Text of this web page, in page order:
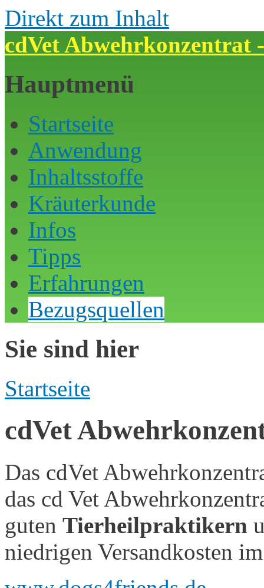
Direkt zum Inhalt
cdVet Abwehrkonzentrat
Hauptmenü
Startseite
Anwendung
Inhaltsstoffe
Kräuterkunde
Infos
Tipps
Erfahrungen
Bezugsquellen
Sie sind hier
Startseite
cdVet
Das cdVet
das cd Vet
guten Tierheilpraktikern
niedrigen Versandkosten